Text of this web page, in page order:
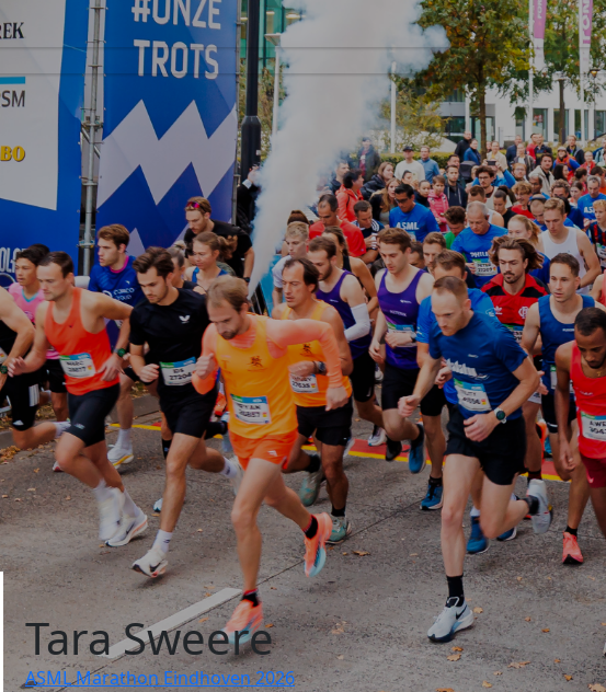
Tara Sweere
ASML Marathon Eindhoven 2026